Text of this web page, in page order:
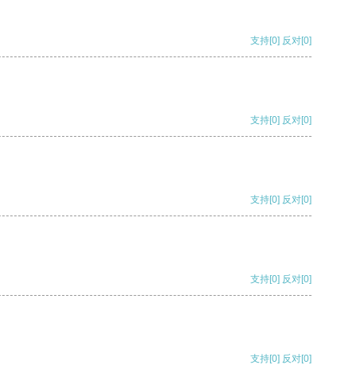
支持[0] 反对[0]
支持[0] 反对[0]
支持[0] 反对[0]
支持[0] 反对[0]
支持[0] 反对[0]